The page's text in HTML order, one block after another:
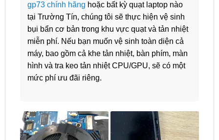
gp73 chính hãng hoặc bất kỳ quạt laptop nào
tại Trường Tín, chúng tôi sẽ thực hiện vệ sinh
bụi bẩn cơ bản trong khu vực quạt và tản nhiệt
miễn phí. Nếu bạn muốn vệ sinh toàn diện cả
máy, bao gồm cả khe tản nhiệt, bàn phím, màn
hình và tra keo tản nhiệt CPU/GPU, sẽ có một
mức phí ưu đãi riêng.